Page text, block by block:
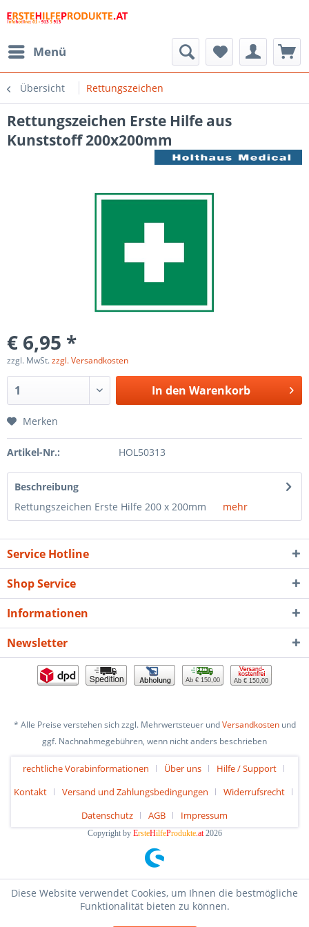
Menü
Übersicht Rettungszeichen
Rettungszeichen Erste Hilfe aus
Kunststoff 200x200mm
€ 6,95 *
zzgl. MwSt.zzgl. Versandkosten
In den Warenkorb
Merken
Artikel-Nr.: HOL50313
Beschreibung
Rettungszeichen Erste Hilfe 200 x 200mm mehr
Service Hotline
Shop Service
Informationen
Newsletter
Ab € 150,00 Ab € 150,00
* Alle Preise verstehen sich zzgl. Mehrwertsteuer undVersandkostenund
ggf. Nachnahmegebühren, wenn nicht anders beschrieben
rechtliche Vorabinformationen Über uns
Hilfe / Support
Kontakt
Versand und Zahlungsbedingungen
Widerrufsrecht
Datenschutz
AGB Impressum
Copyright by ErsteHilfeProdukte.at2026
Diese Website verwendet Cookies, um Ihnen die bestmögliche
Funktionalität bieten zu können.